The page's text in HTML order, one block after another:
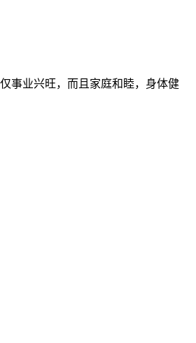
事业兴旺，而且家庭和睦，身体健